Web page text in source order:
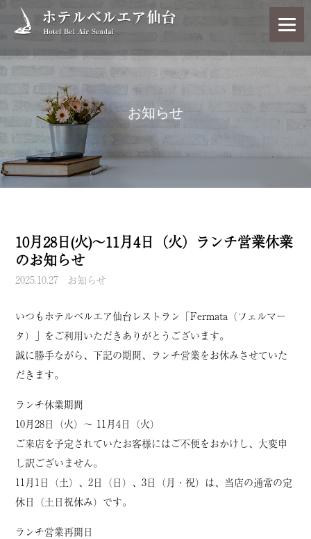
お知らせ
10月28日(火)～11月4日（火）ランチ営業休業
のお知らせ
2025.10.27 お知らせ
いつもホテルベルエア仙台レストラン「Fermata（フェルマー
タ）」をご利用いただきありがとうございます。
誠に勝手ながら、下記の期間、ランチ営業をお休みさせていた
だきます。
ランチ休業期間
10月28日（火）〜 11月4日（火）
ご来店を予定されていたお客様にはご不便をおかけし、大変申
し訳ございません。
11月1日（土）、2日（日）、3日（月・祝）は、当店の通常の定
休日（土日祝休み）です。
ランチ営業再開日